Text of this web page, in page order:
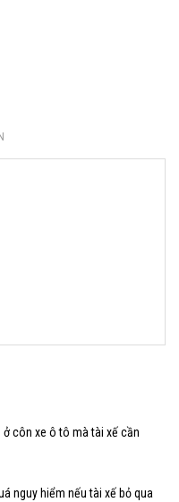
côn xe ô tô mà tài xế cần
nguy hiểm nếu tài xế bỏ qua